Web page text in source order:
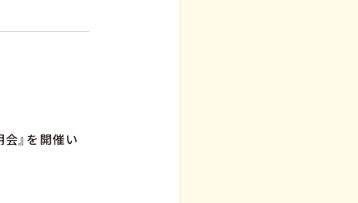
』を開催い